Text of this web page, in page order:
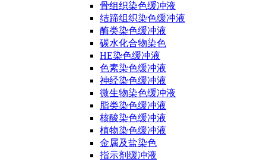
骨组织染色缓冲液
结蹄组织染色缓冲液
酶类染色缓冲液
碳水化合物染色
HE染色缓冲液
色素染色缓冲液
神经染色缓冲液
微生物染色缓冲液
脂类染色缓冲液
核酸染色缓冲液
植物染色缓冲液
金属及盐染色
指示剂缓冲液